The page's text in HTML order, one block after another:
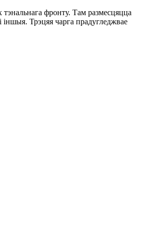
фронту. Там размесцяцца
Трэцяя чарга прадугледжвае